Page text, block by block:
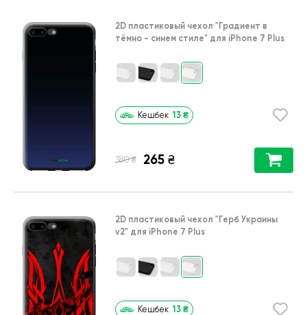
2D пластиковый чехол "Градиент в
тёмно - синем стиле" для iPhone 7 Plus
Кешбек 13 ₴
380 ₴ 265 ₴
2D пластиковый чехол "Герб Украины
v2" для iPhone 7 Plus
Кешбек 13 ₴